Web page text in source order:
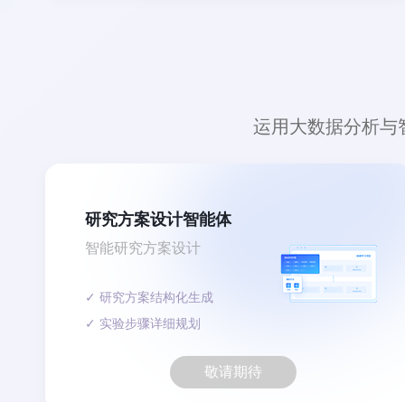
运用大数据分析与
研究方案设计智能体
智能研究方案设计
✓ 研究方案结构化生成
✓ 实验步骤详细规划
敬请期待